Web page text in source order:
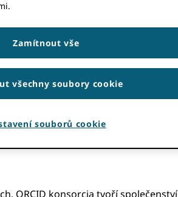
ORCID konsorcia tvoří
Zamítnout vše
všechny soubory cookie
souborů cookie